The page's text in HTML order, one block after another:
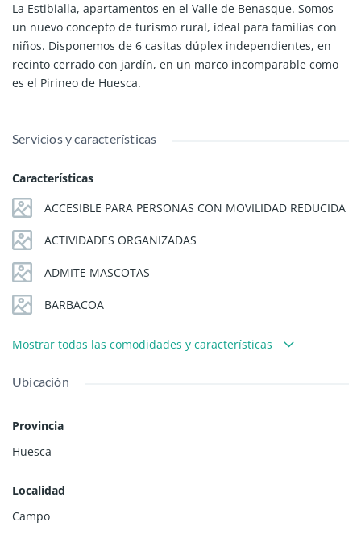
La Estibialla, apartamentos en el Valle de Benasque. Somos
un nuevo concepto de turismo rural, ideal para familias con
niños. Disponemos de 6 casitas dúplex independientes, en
recinto cerrado con jardín, en un marco incomparable como
es el Pirineo de Huesca.
Servicios y características
Características
ACCESIBLE PARA PERSONAS CON MOVILIDAD REDUCIDA
ACTIVIDADES ORGANIZADAS
ADMITE MASCOTAS
BARBACOA
Mostrar todas las comodidades y características
Ubicación
Provincia
Huesca
Localidad
Campo